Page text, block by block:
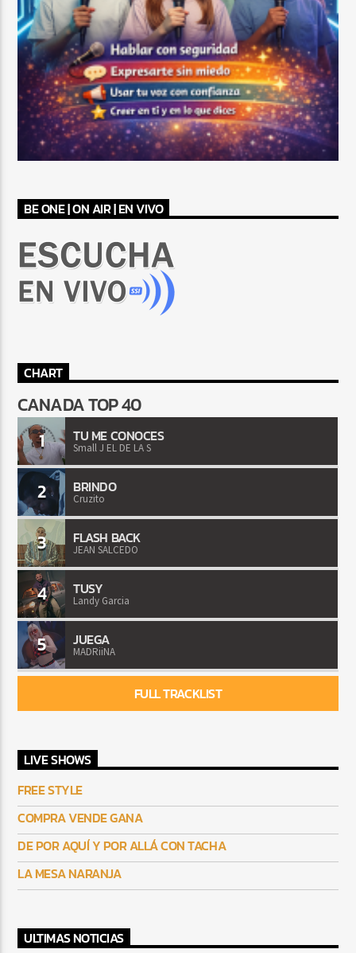
BE ONE | ON AIR | EN VIVO
CHART
CANADA TOP 40
1 TU ME CONOCES
Small J EL DE LA S
2 BRINDO
Cruzito
3 FLASH BACK
JEAN SALCEDO
4 TUSY
Landy Garcia
5 JUEGA
MADRiiNA
FULL TRACKLIST
LIVE SHOWS
FREE STYLE
COMPRA VENDE GANA
DE POR AQUÍ Y POR ALLÁ CON TACHA
LA MESA NARANJA
ULTIMAS NOTICIAS